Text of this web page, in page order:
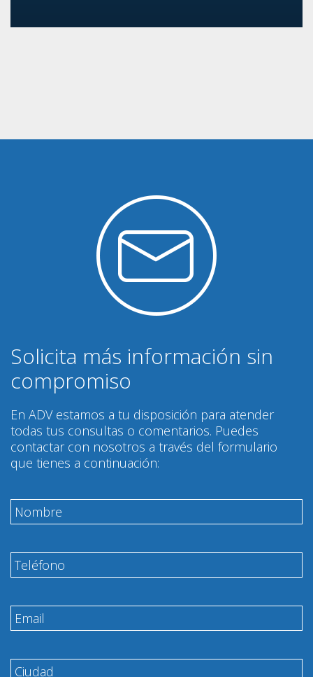
Solicita más información sin
compromiso
En ADV estamos a tu disposición para atender
todas tus consultas o comentarios. Puedes
contactar con nosotros a través del formulario
que tienes a continuación: